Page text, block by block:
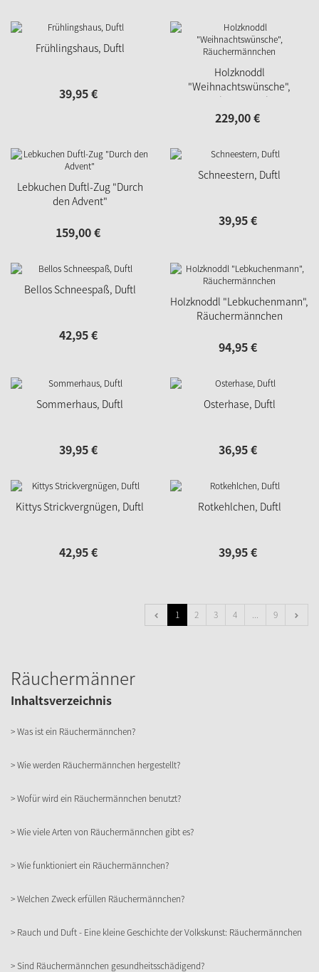
Frühlingshaus, Duftl
39,95€
Holzknoddl
"Weihnachtswünsche",
Räuchermännchen
229,00€
Lebkuchen Duftl-Zug "Durch
den Advent"
159,00€
Schneestern, Duftl
39,95€
Bellos Schneespaß, Duftl
42,95€
Holzknoddl "Lebkuchenmann",
Räuchermännchen
94,95€
Sommerhaus, Duftl
39,95€
Osterhase, Duftl
36,95€
Kittys Strickvergnügen, Duftl
42,95€
Rotkehlchen, Duftl
39,95€
1 2 3 4 ... 9
Räuchermänner
Inhaltsverzeichnis
> Was ist ein Räuchermännchen?
> Wie werden Räuchermännchen hergestellt?
> Wofür wird ein Räuchermännchen benutzt?
> Wie viele Arten von Räuchermännchen gibt es?
> Wie funktioniert ein Räuchermännchen?
> Welchen Zweck erfüllen Räuchermännchen?
> Rauch und Duft - Eine kleine Geschichte der Volkskunst: Räuchermännchen
> Sind Räuchermännchen gesundheitsschädigend?